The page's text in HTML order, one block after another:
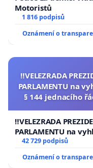
Motoristů
1 816 podpisů
Oznámení o
‼️VELEZRADA
PARLAMENTU na
§ 144 jednacího
‼️VELEZRADA
PARLAMENTU na
144 jednacího řádu
usnesení k podání
republiky
42 729 podpisů
Oznámení o